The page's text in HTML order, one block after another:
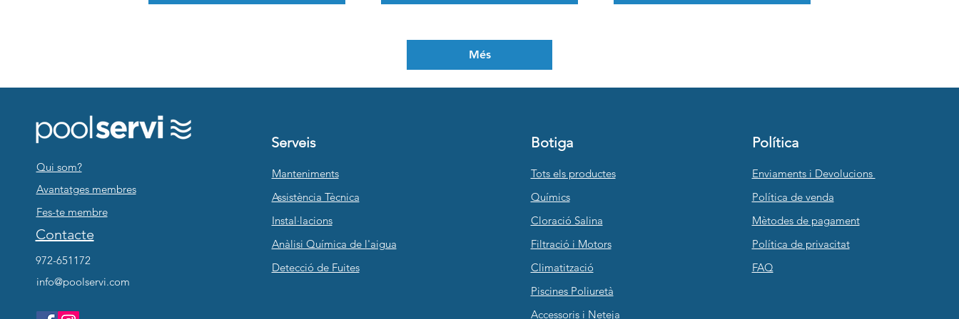
Més
Qui som?
Avantatges membres
Fes-te membre
Contacte
972-651172
info@poolservi.com
Serveis
Manteniments
Assistència Tècnica
Instal·lacions
Anàlisi Química de l'aigua
Detecció de Fuites
Botiga
Tots els productes
Químics
Cloració Salina
Filtració i Motors
Climatització
Piscines Poliuretà
Accessoris i Neteja
Política
Enviaments i Devolucions
Política de venda
Mètodes de pagament
Política de privacitat
FAQ